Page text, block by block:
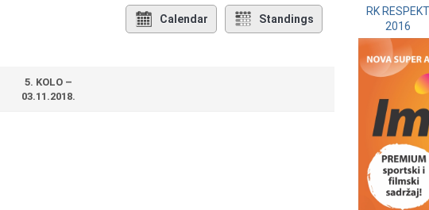
Calendar Standings
5. KOLO –
03.11.2018.
RK RESPEKT
2016